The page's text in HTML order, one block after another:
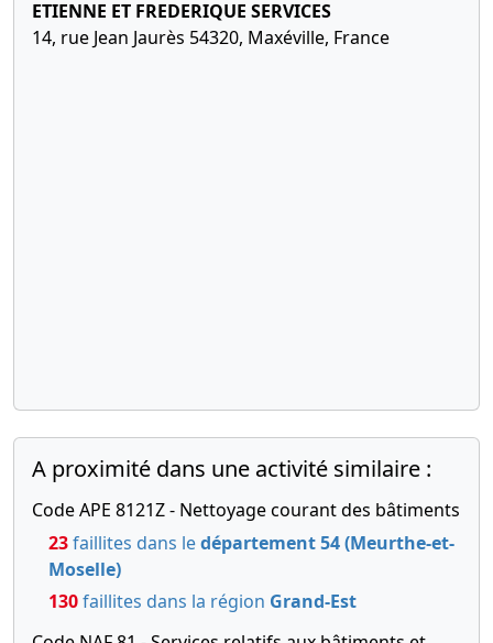
ETIENNE ET FREDERIQUE SERVICES
14, rue Jean Jaurès 54320, Maxéville, France
A proximité dans une activité similaire :
Code APE 8121Z - Nettoyage courant des bâtiments
23faillites dans ledépartement 54 (Meurthe-et-
Moselle)
130faillites dans la région Grand-Est